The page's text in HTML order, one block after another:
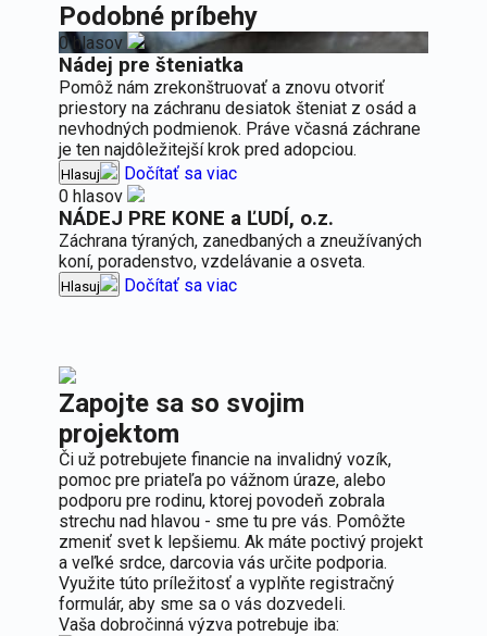
Podobné príbehy
0 hlasov
Nádej pre šteniatka
Pomôž nám zrekonštruovať a znovu otvoriť
priestory na záchranu desiatok šteniat z osád a
nevhodných podmienok. Práve včasná záchrane
je ten najdôležitejší krok pred adopciou.
Hlasuj
Dočítať sa viac
0 hlasov
NÁDEJ PRE KONE a ĽUDÍ, o.z.
Záchrana týraných, zanedbaných a zneužívaných
koní, poradenstvo, vzdelávanie a osveta.
Hlasuj Dočítať sa viac
Zapojte sa so svojim
projektom
Či už potrebujete financie na invalidný vozík,
pomoc pre priateľa po vážnom úraze, alebo
podporu pre rodinu, ktorej povodeň zobrala
strechu nad hlavou - sme tu pre vás. Pomôžte
zmeniť svet k lepšiemu. Ak máte poctivý projekt
a veľké srdce, darcovia vás určite podporia.
Využite túto príležitosť a vyplňte registračný
formulár, aby sme sa o vás dozvedeli.
Vaša dobročinná výzva potrebuje iba: